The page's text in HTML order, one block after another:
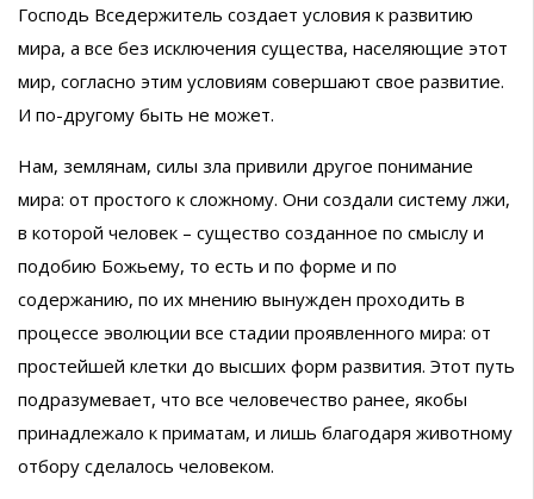
Господь Вседержитель создает условия к развитию
мира, а все без исключения существа, населяющие этот
мир, согласно этим условиям совершают свое развитие.
И по-другому быть не может.
Нам, землянам, силы зла привили другое понимание
мира: от простого к сложному. Они создали систему лжи,
в которой человек – существо созданное по смыслу и
подобию Божьему, то есть и по форме и по
содержанию, по их мнению вынужден проходить в
процессе эволюции все стадии проявленного мира: от
простейшей клетки до высших форм развития. Этот путь
подразумевает, что все человечество ранее, якобы
принадлежало к приматам, и лишь благодаря животному
отбору сделалось человеком.